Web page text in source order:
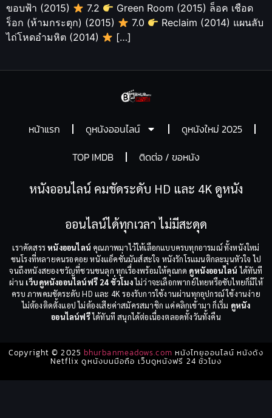
ขอบฟ้า (2015)
7.2
Green Room (2015) ล็อค เชือด
ร็อก (ห้ามกระตุก) (2015)
7.0
Reclaim (2014) แผนลับ
ไถ่โหดอำมหิต (2014)
[…]
หน้าแรก ดูหนังออนไลน์
ดูหนังใหม่ 2025
TOP IMDB
ติดต่อ / ขอหนัง
หนังออนไลน์ คมชัดระดับ HD และ 4K ดูหนัง
ออนไลน์ได้ทุกเวลา ไม่มีสะดุด
เราคัดสรรหนังออนไลน์ คุณภาพมาไว้ให้เลือกแบบครบทุกอารมณ์ ทั้งหนังใหม่
ชนโรงที่หลายคนรอคอย หนังแอ็คชั่นมันส์สะใจ หนังรักโรแมนติกละมุนหัวใจ ไป
จนถึงหนังสยองขวัญที่ชวนขนลุก ทุกเรื่องพร้อมให้คุณกด ดูหนังออนไลน์ ได้ทันที
ผ่าน เว็บดูหนังออนไลน์ฟรี 24 ชั่วโมงไม่ว่าจะเลือกพากย์ไทยหรือซับไทยก็มีให้
ครบ ภาพคมชัดระดับ HD และ 4K รองรับการใช้งานผ่านทุกอุปกรณ์ ใช้งานง่าย
ไม่ต้องติดตั้งแอป ไม่ต้องเสียค่าสมัครสมาชิก แค่คลิกเข้ามา ก็เริ่ม ดูหนัง
ออนไลน์ฟรีได้ทันที สนุกได้ต่อเนื่องตลอดทั้งวันทั้งคืน
Copyright © 2025 bhurbanmeadows.com หนังไทยออนไลน์ หนังดัง
Netflix ดูหนังบนมือถือ เว็บดูหนังฟรี 24 ชั่วโมง